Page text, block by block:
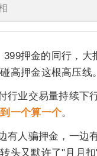
押金的同行，大
高押金这根高压线。
业交易量持续下
一个算一个。
人骗押金，一边
头又默许了"月月扣